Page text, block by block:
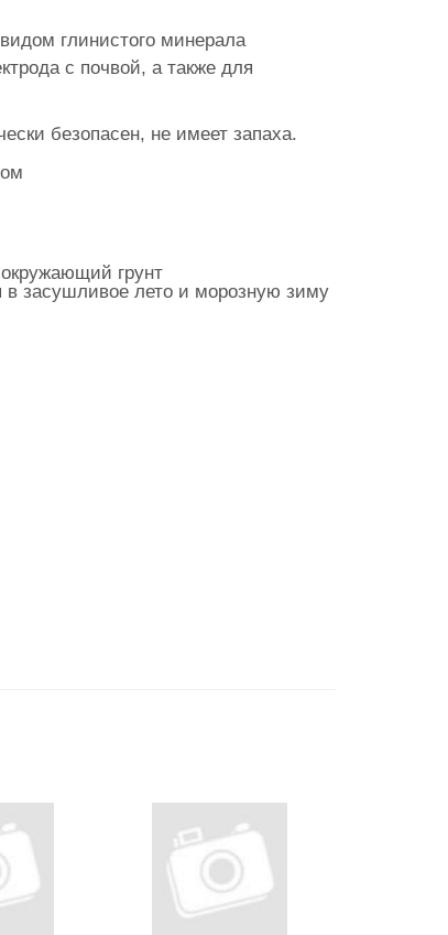
глинистого минерала
с почвой, а также для
безопасен, не имеет запаха.
грунт
в засушливое лето и морозную зиму